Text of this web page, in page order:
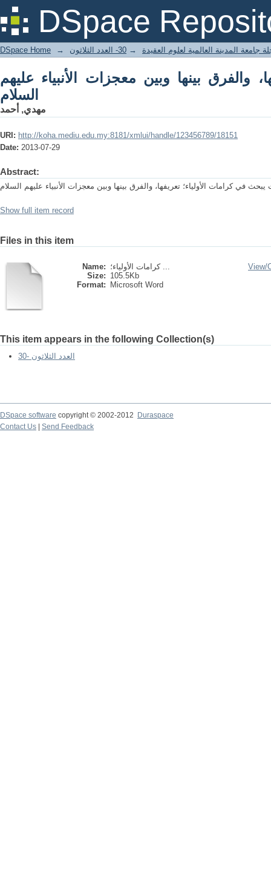
DSpace
بينها وبين معجزات الأنبياء عليهم السلام
DSpace Home → جامعة المدينة العالمية لعلوم العقيدة → 30- العدد الثلاثون
والفرق بينها وبين معجزات الأنبياء عليهم
السلام
مهدي, أحمد
URI: http://koha.mediu.edu.my:8181/xmlui/handle/123456789/18151
Date: 2013-07-29
Abstract:
في كرامات الأولياء؛ تعريفها، والفرق بينها وبين معجزات الأنبياء عليهم السلام
Show full item record
Files in this item
Name:
كرامات الأولياء؛ ...
Size: 105.5Kb
Format:
Microsoft Word
View/
This item appears in the following Collection(s)
30- العدد الثلاثون
DSpace software copyright © 2002-2012
Duraspace
Contact Us
Send Feedback